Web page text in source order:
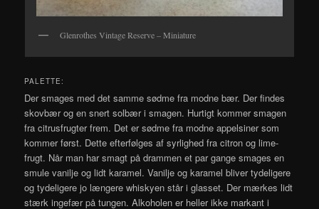
Glenrothes Vintage Reserve – Miniature
PALETTE:
Der smages med det samme sødme fra modne bær. Der findes
skovbær og en snert solbær i smagen. Hurtigt kommer smagen
fra citrusfrugter frem. Det er sødme fra modne appelsiner som
kommer først. Dette efterfølges af syrlighed fra citron og lime-
frugt. Når man har smagt på drammen et par gange smages en
smule vanilje og lidt karamel. Vanilje og karamel bliver tydeligere
og tydeligere jo længere whiskyen står i glasset. Der mærkes lidt
stærk ingefær på tungen. Alkoholen er heller ikke markant i